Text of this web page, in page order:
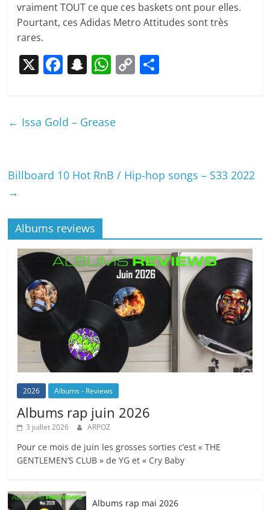
vraiment TOUT ce que ces baskets ont pour elles.
Pourtant, ces Adidas Metro Attitudes sont très
rares.
X F
e
o
S
p
at
W
s
p
C
k
← Issa Gold – Grease
Billboard 10 Hot RnB / Hip-hop songs – S33 2022
→
Albums reviews
2026 Albums - Reviews
Albums rap juin 2026
3 juillet 2026 ARPOZ
Pour ce mois de juin les grosses sorties c’est « THE
GENTLEMEN’S CLUB » de YG et « Cry Baby
Albums rap mai 2026